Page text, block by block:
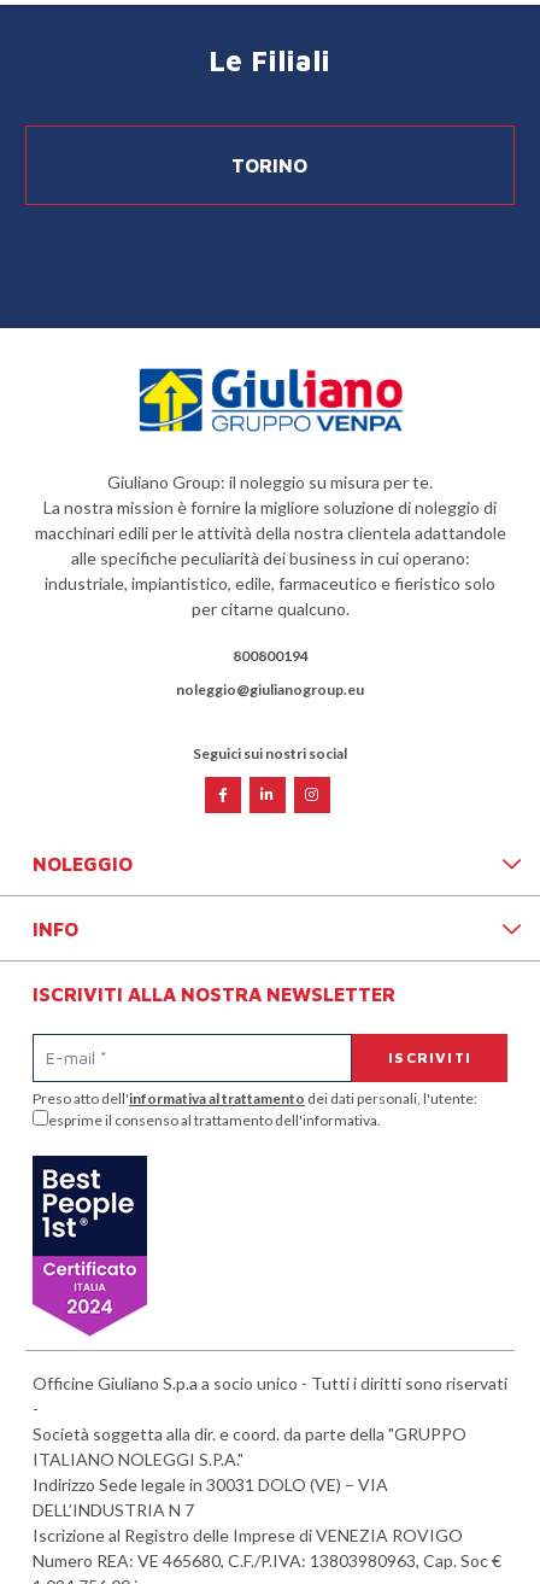
Le Filiali
TORINO
Giuliano Group: il noleggio su misura per te.
La nostra mission è fornire la migliore soluzione di noleggio di
macchinari edili per le attività della nostra clientela adattandole
alle specifiche peculiarità dei business in cui operano:
industriale, impiantistico, edile, farmaceutico e fieristico solo
per citarne qualcuno.
800800194
noleggio@giulianogroup.eu
Seguici sui nostri social
NOLEGGIO
INFO
ISCRIVITI ALLA NOSTRA NEWSLETTER
Preso atto dell'informativa al trattamento dei dati personali, l'utente:
esprime il consenso al trattamento dell'informativa.
Officine Giuliano S.p.a a socio unico - Tutti i diritti sono riservati
-
Società soggetta alla dir. e coord. da parte della "GRUPPO
ITALIANO NOLEGGI S.P.A."
Indirizzo Sede legale in 30031 DOLO (VE) – VIA
DELL’INDUSTRIA N 7
Iscrizione al Registro delle Imprese di VENEZIA ROVIGO
Numero REA: VE 465680, C.F./P.IVA: 13803980963, Cap. Soc €